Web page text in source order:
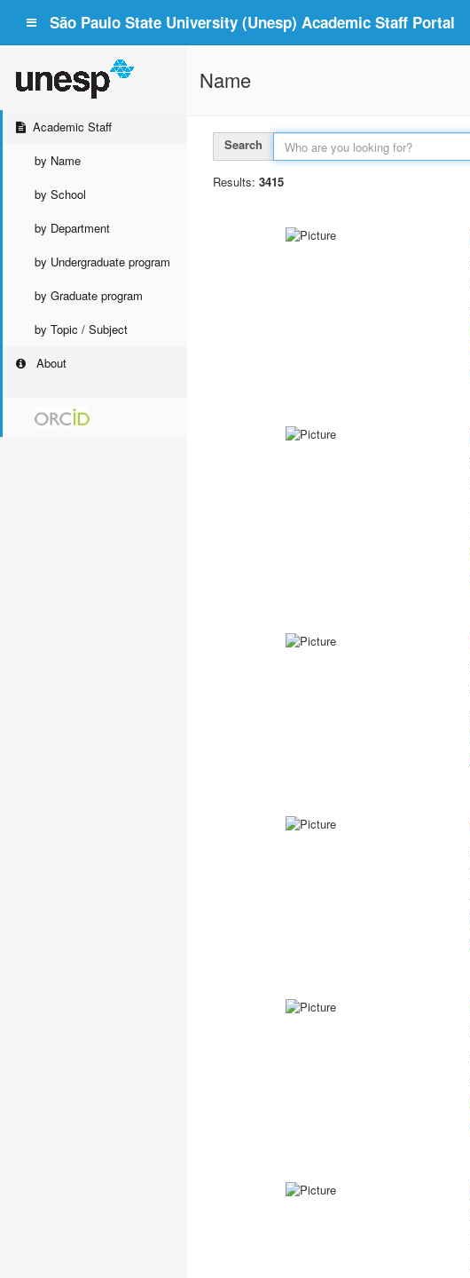
São Paulo State University (Unesp) Academic Staff Portal
Academic Staff
by Name
by School
by Department
by Undergraduate program
by Graduate program
by Topic / Subject
About
Name
Search
Results: 3415